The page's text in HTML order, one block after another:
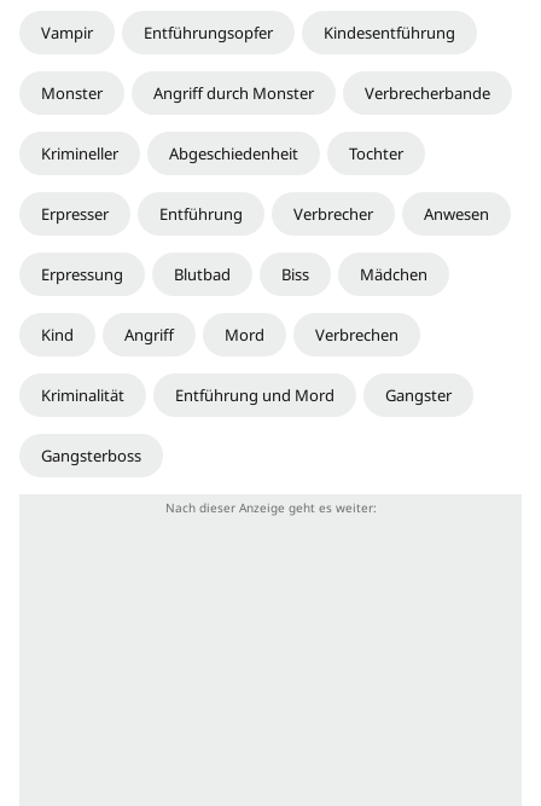
Vampir Entführungsopfer Kindesentführung
Monster Angriff durch Monster Verbrecherbande
Krimineller Abgeschiedenheit Tochter
Erpresser Entführung Verbrecher Anwesen
Erpressung Blutbad Biss Mädchen
Kind Angriff Mord Verbrechen
Kriminalität Entführung und Mord Gangster
Gangsterboss